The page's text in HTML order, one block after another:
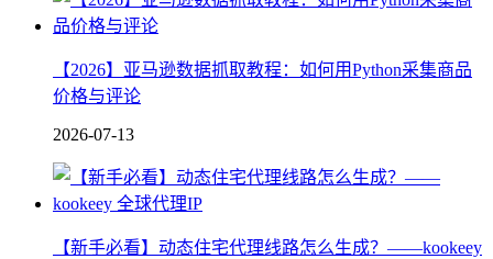
【2026】亚马逊数据抓取教程：如何用Python采集商品
价格与评论
2026-07-13
【新手必看】动态住宅代理线路怎么生成？——kookeey